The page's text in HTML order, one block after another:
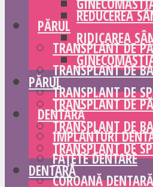
PĂRUL
TRANSPLANT DE
TRANSPLANT DE
TRANSPLANT DE
DENTARĂ
IMPLANTURI
FAȚETE DENTARE
COROANĂ DENTARĂ
REDUCEREA
RIDICAREA
PĂRUL
TRANSPLANT DE
TRANSPLANT DE
TRANSPLANT DE
DENTARĂ